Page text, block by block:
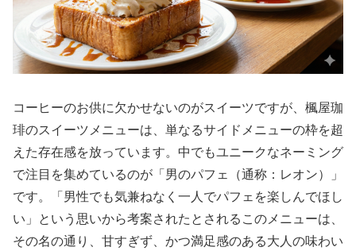
コーヒーのお供に欠かせないのがスイーツですが、楓屋珈
琲のスイーツメニューは、単なるサイドメニューの枠を超
えた存在感を放っています。中でもユニークなネーミング
で注目を集めているのが「男のパフェ（通称：レオン）」
です。「男性でも気兼ねなく一人でパフェを楽しんでほし
い」という思いから考案されたとされるこのメニューは、
その名の通り、甘すぎず、かつ満足感のある大人の味わい